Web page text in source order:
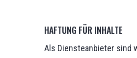
HAFTUNG FÜR INHALTE
Als Diensteanbieter sind